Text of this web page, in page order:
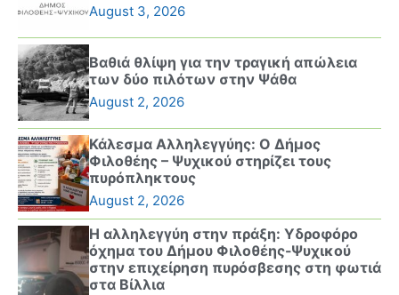
August 3, 2026
Βαθιά θλίψη για την τραγική απώλεια
των δύο πιλότων στην Ψάθα
August 2, 2026
Κάλεσμα Αλληλεγγύης: Ο Δήμος
Φιλοθέης – Ψυχικού στηρίζει τους
πυρόπληκτους
August 2, 2026
Η αλληλεγγύη στην πράξη: Υδροφόρο
όχημα του Δήμου Φιλοθέης-Ψυχικού
στην επιχείρηση πυρόσβεσης στη φωτιά
στα Βίλλια